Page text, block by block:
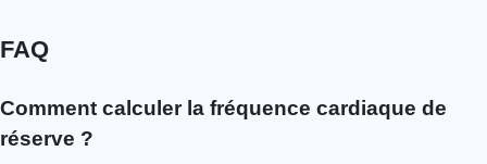
FAQ
Comment calculer la fréquence cardiaque de
réserve ?